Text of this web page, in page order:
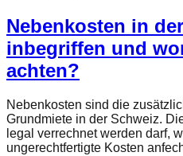
Nebenkosten in
inbegriffen und
achten?
Nebenkosten sind die
Grundmiete in der Schweiz.
legal verrechnet werden darf,
ungerechtfertigte Kosten